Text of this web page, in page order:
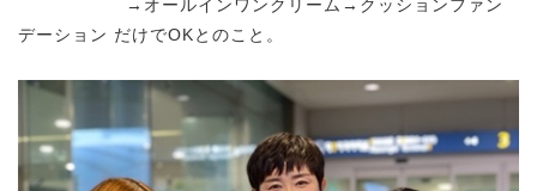
→オールインワンクリーム→クッションファン
デーション だけでOKとのこと。